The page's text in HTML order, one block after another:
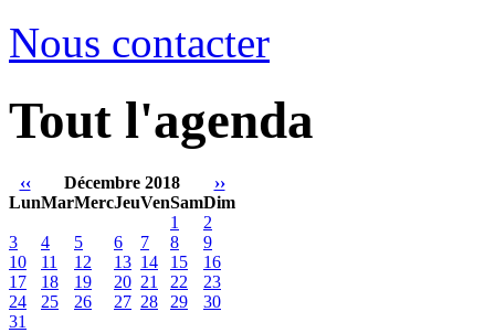
Nous contacter
Tout l'agenda
‹‹ Décembre 2018
››
LunMarMercJeuVenSamDim
1
2
3
4 5 6 7 8
9
10
11 12 13 14 15
16
17
18 19 20 21 22
23
24
25 26 27 28 29
30
31